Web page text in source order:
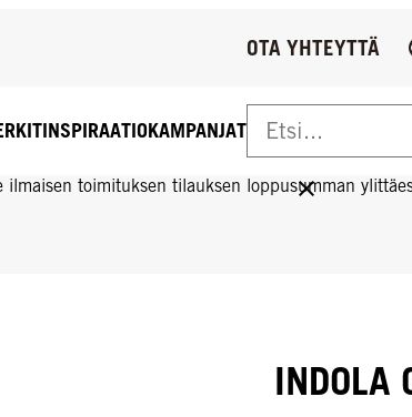
ilmaisen toimituksen tilauksen loppusumman
INSPIRAATIOKAMPANJAT
OTA YHTEYTTÄ
INDOLA